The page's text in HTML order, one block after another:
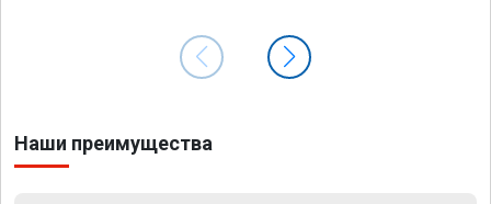
Наши преимущества